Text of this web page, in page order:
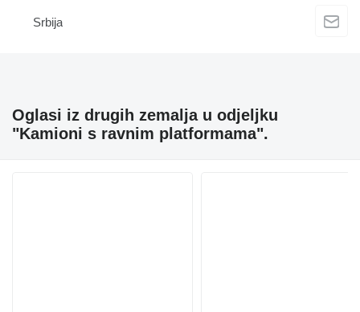
Srbija
Oglasi iz drugih zemalja u odjeljku
"Kamioni s ravnim platformama".